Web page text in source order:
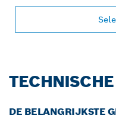
DE BELANGRIJKSTE